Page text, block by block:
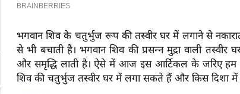
भगवान शिव के चतुर्भुज रूप की तस्वीर घर में लगाने से
से भी बचाती है। भगवान शिव की प्रसन्न मुद्रा वाली
और समृद्धि लाती है। ऐसे में आज इस आर्टिकल के जरिए
शिव की चतुर्भुज तस्वीर घर में लगा सकते हैं और किस दिशा में